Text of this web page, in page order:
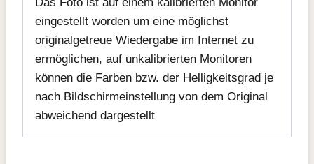
eingestellt worden um eine möglichst
originalgetreue Wiedergabe im Internet zu
ermöglichen, auf unkalibrierten Monitoren
können die Farben bzw. der Helligkeitsgrad je
nach Bildschirmeinstellung von dem Original
abweichend dargestellt